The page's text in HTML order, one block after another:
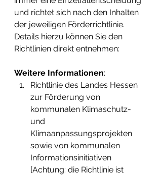
und richtet sich nach den Inhalten
der jeweiligen Förderrichtlinie.
Details hierzu können Sie den
Richtlinien direkt entnehmen:
Weitere Informationen:
Richtlinie des Landes Hessen
zur Förderung von
kommunalen Klimaschutz-
und
Klimaanpassungsprojekten
sowie von kommunalen
Informationsinitiativen
[Achtung: die Richtlinie ist